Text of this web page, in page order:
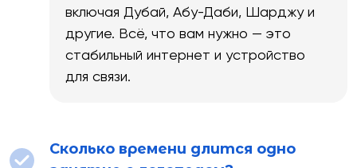
включая Дубай, Абу-Даби, Шарджу и
другие. Всё, что вам нужно — это
стабильный интернет и устройство
для связи.
Сколько времени длится одно